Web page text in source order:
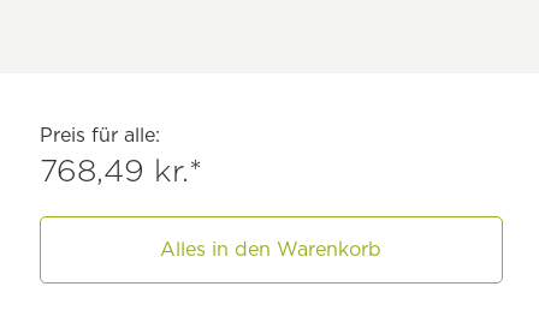
Preis für alle:
768,49 kr.*
Alles in den Warenkorb